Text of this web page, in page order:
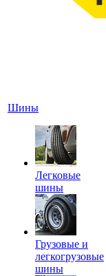
Шины
Легковые
шины
Грузовые и
легкогрузовые
шины